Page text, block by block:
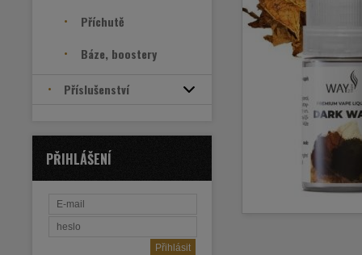
Příchutě
Báze, boostery
Příslušenství
PŘIHLÁŠENÍ